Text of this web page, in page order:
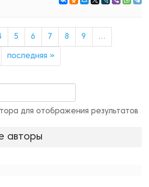
5 6 7 8 9 …
последняя »
для отображения результатов
авторы